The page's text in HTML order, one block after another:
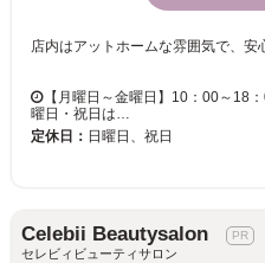
【月曜日～金曜日】10：00～18
曜日・祝日は…
定休日： 日曜日、祝日
Celebii Beautysalon
セレビィビューティサロン